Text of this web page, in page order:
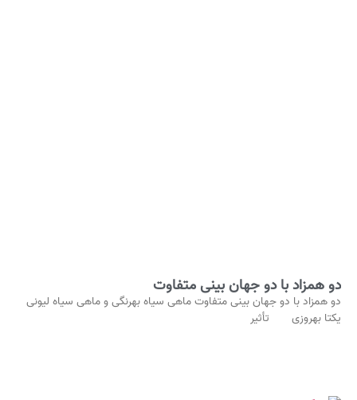
دو همزاد با دو جهان‌ بینی متفاوت
دو همزاد با دو جهان‌ بینی متفاوت ماهی‌ سیاه بهرنگی و ماهی‌ سیاه لیونی
یکتا بهروزی تأثیر